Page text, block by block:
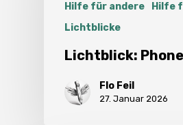
Hilfe für andere
Hilfe
Lichtblicke
Lichtblick:
Flo Feil
27. Januar 2026